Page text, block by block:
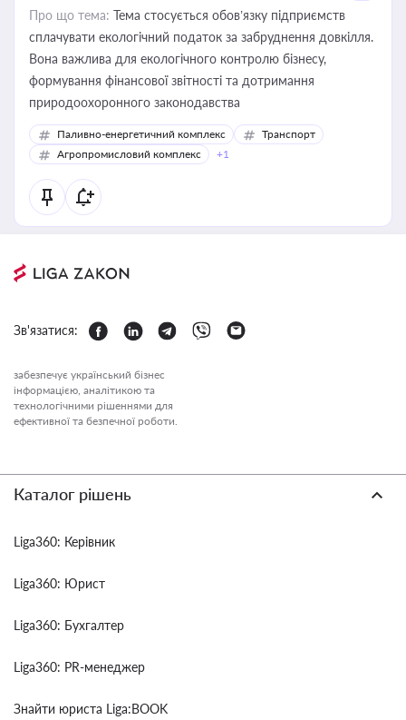
Про що тема: Тема стосується обов’язку підприємств
сплачувати екологічний податок за забруднення довкілля.
Вона важлива для екологічного контролю бізнесу,
формування фінансової звітності та дотримання
природоохоронного законодавства
Паливно-енергетичний комплекс
Транспорт
Агропромисловий комплекс
+1
Зв'язатися:
забезпечує український бізнес
інформацією, аналітикою та
технологічними рішеннями для
ефективної та безпечної роботи.
Каталог рішень
Liga360: Керівник
Liga360: Юрист
Liga360: Бухгалтер
Liga360: PR-менеджер
Знайти юриста Liga:BOOK